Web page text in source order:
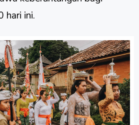
hari ini.